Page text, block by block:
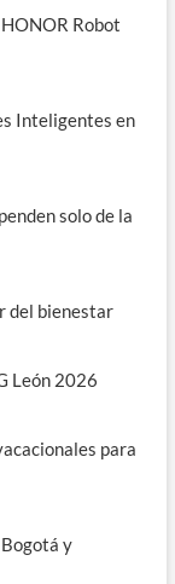
Robot
Inteligentes en
solo de la
del bienestar
León 2026
para
y